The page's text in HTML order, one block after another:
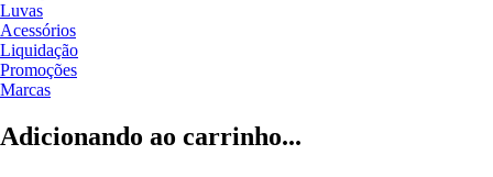
Luvas
Acessórios
Liquidação
Promoções
Marcas
Adicionando ao carrinho...